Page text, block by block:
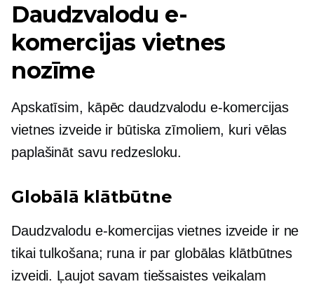
Daudzvalodu e-
komercijas vietnes
nozīme
Apskatīsim, kāpēc daudzvalodu e-komercijas
vietnes izveide ir būtiska zīmoliem, kuri vēlas
paplašināt savu redzesloku.
Globālā klātbūtne
Daudzvalodu e-komercijas vietnes izveide ir ne
tikai tulkošana; runa ir par globālas klātbūtnes
izveidi. Ļaujot savam tiešsaistes veikalam